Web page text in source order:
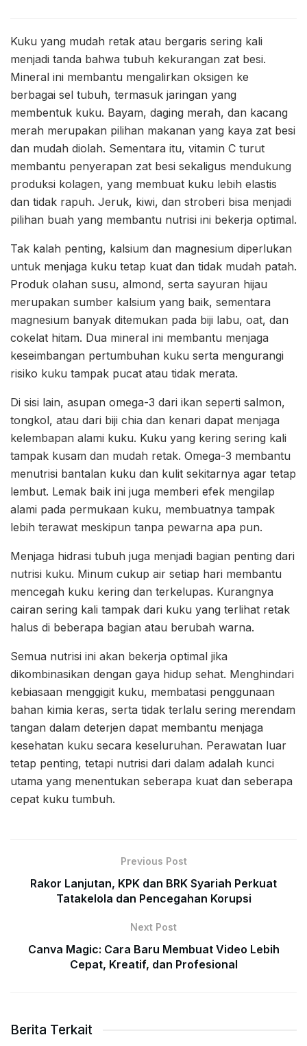
Kuku yang mudah retak atau bergaris sering kali
menjadi tanda bahwa tubuh kekurangan zat besi.
Mineral ini membantu mengalirkan oksigen ke
berbagai sel tubuh, termasuk jaringan yang
membentuk kuku. Bayam, daging merah, dan kacang
merah merupakan pilihan makanan yang kaya zat besi
dan mudah diolah. Sementara itu, vitamin C turut
membantu penyerapan zat besi sekaligus mendukung
produksi kolagen, yang membuat kuku lebih elastis
dan tidak rapuh. Jeruk, kiwi, dan stroberi bisa menjadi
pilihan buah yang membantu nutrisi ini bekerja optimal.
Tak kalah penting, kalsium dan magnesium diperlukan
untuk menjaga kuku tetap kuat dan tidak mudah patah.
Produk olahan susu, almond, serta sayuran hijau
merupakan sumber kalsium yang baik, sementara
magnesium banyak ditemukan pada biji labu, oat, dan
cokelat hitam. Dua mineral ini membantu menjaga
keseimbangan pertumbuhan kuku serta mengurangi
risiko kuku tampak pucat atau tidak merata.
Di sisi lain, asupan omega-3 dari ikan seperti salmon,
tongkol, atau dari biji chia dan kenari dapat menjaga
kelembapan alami kuku. Kuku yang kering sering kali
tampak kusam dan mudah retak. Omega-3 membantu
menutrisi bantalan kuku dan kulit sekitarnya agar tetap
lembut. Lemak baik ini juga memberi efek mengilap
alami pada permukaan kuku, membuatnya tampak
lebih terawat meskipun tanpa pewarna apa pun.
Menjaga hidrasi tubuh juga menjadi bagian penting dari
nutrisi kuku. Minum cukup air setiap hari membantu
mencegah kuku kering dan terkelupas. Kurangnya
cairan sering kali tampak dari kuku yang terlihat retak
halus di beberapa bagian atau berubah warna.
Semua nutrisi ini akan bekerja optimal jika
dikombinasikan dengan gaya hidup sehat. Menghindari
kebiasaan menggigit kuku, membatasi penggunaan
bahan kimia keras, serta tidak terlalu sering merendam
tangan dalam deterjen dapat membantu menjaga
kesehatan kuku secara keseluruhan. Perawatan luar
tetap penting, tetapi nutrisi dari dalam adalah kunci
utama yang menentukan seberapa kuat dan seberapa
cepat kuku tumbuh.
Previous Post
Rakor Lanjutan, KPK dan BRK Syariah Perkuat
Tatakelola dan Pencegahan Korupsi
Next Post
Canva Magic: Cara Baru Membuat Video Lebih
Cepat, Kreatif, dan Profesional
Berita Terkait